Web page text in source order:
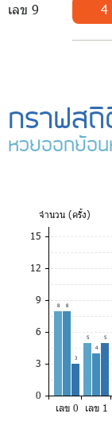
เลข 9 4
กราฟส
หวยออกย้อ
จำนวน (ครั้ง)
15
12
9
6
3
0
8 8
3
5
4
5
เลข 0 เลข 1